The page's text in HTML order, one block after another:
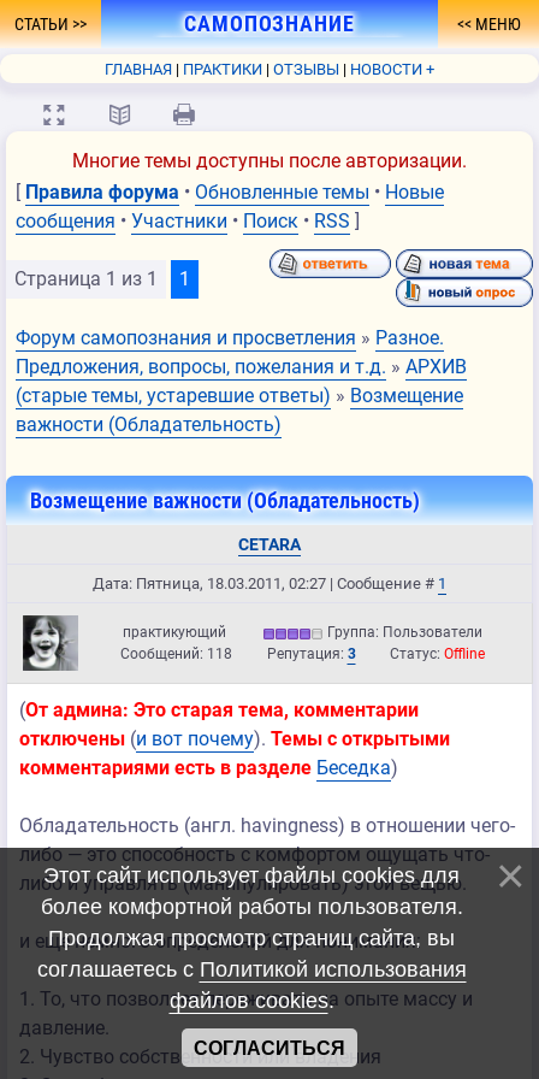
СТАТЬИ
САМОПОЗНАНИЕ
- ПУТЬ К ПРОСВЕТЛЕНИЮ
МЕНЮ
ГЛАВНАЯ ПРАКТИКИ ОТЗЫВЫ
НОВОСТИ +
💻 📖
🖨
Многие темы доступны после авторизации.
[ Правила форума • Обновленные темы • Новые
сообщения • Участники • Поиск • RSS ]
Страница 1 из 1 1
Форум самопознания и просветления » Разное.
Предложения, вопросы, пожелания и т.д. » АРХИВ
(старые темы, устаревшие ответы) » Возмещение
важности (Обладательность)
Возмещение важности (Обладательность)
CETARA
Дата: Пятница, 18.03.2011, 02:27 | Сообщение # 1
практикующий
Группа: Пользователи
Сообщений: 118 Репутация: 3 Статус: Offline
(От админа: Это старая тема, комментарии
отключены (и вот почему). Темы с открытыми
комментариями есть в разделе Беседка)
Обладательность (англ. havingness) в отношении чего-
либо — это способность с комфортом ощущать что-
либо и управлять (манипулировать) этой вещью.
и еще немного определений для понимания:
1. То, что позволяет переживать на опыте массу и
давление.
2. Чувство собственности или владения
Этот сайт использует файлы cookies для
более комфортной работы пользователя.
Продолжая просмотр страниц сайта, вы
соглашаетесь с Политикой использования
файлов cookies.
СОГЛАСИТЬСЯ